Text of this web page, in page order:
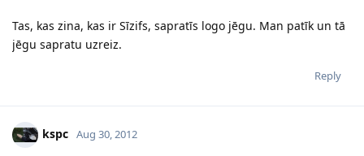
Tas, kas zina, kas ir Sīzifs, sapratīs logo jēgu. Man patīk un tā
jēgu sapratu uzreiz.
Reply
kspc Aug 30, 2012